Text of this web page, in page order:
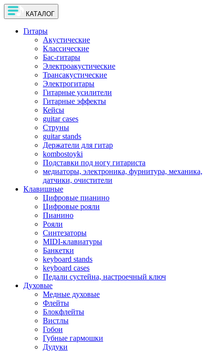
КАТАЛОГ
Гитары
Акустические
Классические
Бас-гитары
Электроакустические
Трансакустические
Электрогитары
Гитарные усилители
Гитарные эффекты
Кейсы
guitar cases
Струны
guitar stands
Держатели для гитар
kombostoyki
Подставки под ногу гитариста
медиаторы, электроника, фурнитура, механика,
датчики, очистители
Клавишные
Цифровые пианино
Цифровые рояли
Пианино
Рояли
Синтезаторы
MIDI-клавиатуры
Банкетки
keyboard stands
keyboard cases
Педали сустейна, настроечный ключ
Духовые
Медные духовые
Флейты
Блокфлейты
Вистлы
Гобои
Губные гармошки
Дудуки